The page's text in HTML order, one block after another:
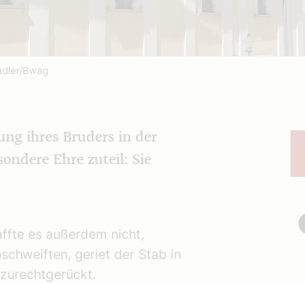
Bwag
ihres Bruders in der
Ehre zuteil: Sie
es außerdem nicht,
geriet der Stab in